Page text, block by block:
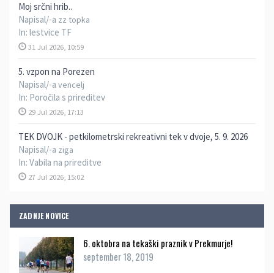
Moj srčni hrib..
Napisal/-a zz topka
In: lestvice TF
31 Jul 2026, 10:59
5. vzpon na Porezen
Napisal/-a vencelj
In: Poročila s prireditev
29 Jul 2026, 17:13
TEK DVOJK - petkilometrski rekreativni tek v dvoje, 5. 9. 2026
Napisal/-a ziga
In: Vabila na prireditve
27 Jul 2026, 15:02
ZADNJE NOVICE
6. oktobra na tekaški praznik v Prekmurje!
september 18, 2019